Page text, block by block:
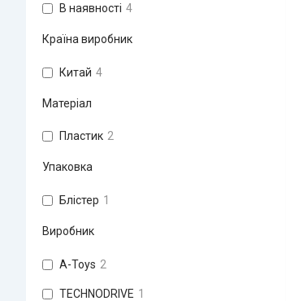
В наявності 4
Країна виробник
Китай 4
Матеріал
Пластик 2
Упаковка
Блістер 1
Виробник
A-Toys 2
TECHNODRIVE 1